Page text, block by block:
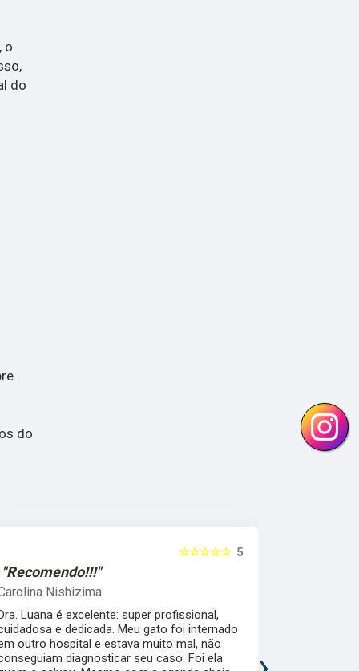
, o
do
do
5
☆☆☆☆☆
"Recomendo!!!"
Nishizima
Luana é excelente: super profissional,
e dedicada. Meu gato foi internado
outro hospital e estava muito mal, não
diagnosticar seu caso. Foi ela